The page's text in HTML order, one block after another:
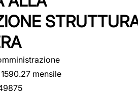
1590.27 mensile